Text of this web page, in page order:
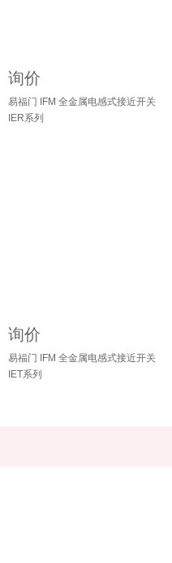
询价
易福门 IFM 全金属电感式接近开关
IER系列
询价
易福门 IFM 全金属电感式接近开关
IET系列